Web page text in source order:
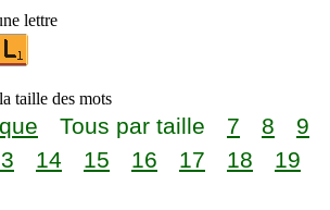
lettre
taille des mots
Tous par taille 7 8
9
14 15 16 17 18
19